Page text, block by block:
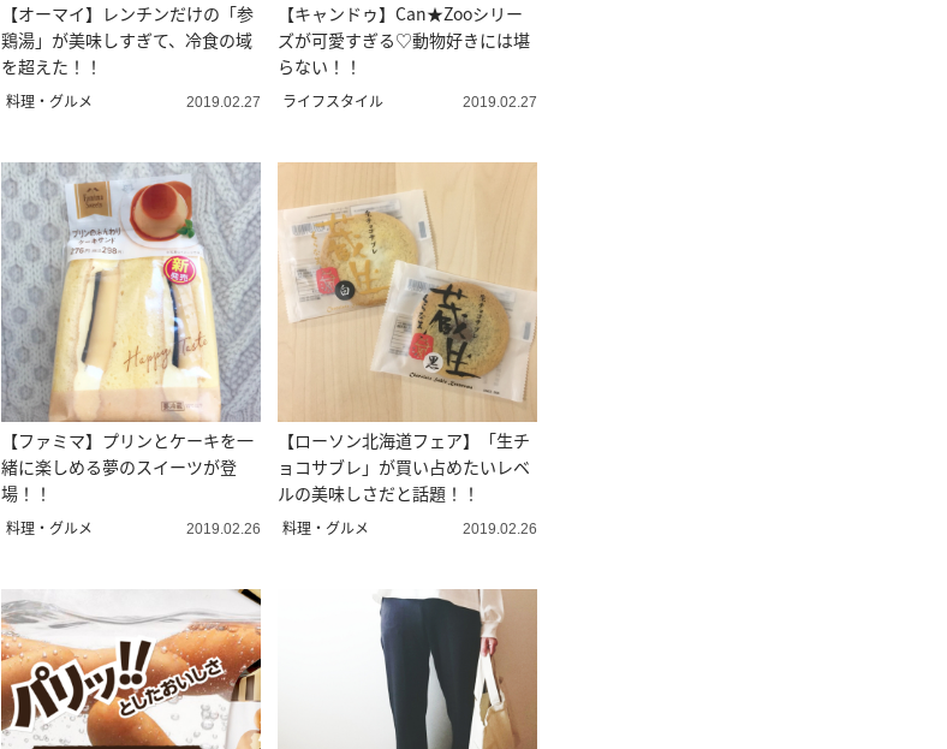
【オーマイ】レンチンだけの「参
鶏湯」が美味しすぎて、冷食の域
を超えた！！
料理・グルメ 2019.02.27
【キャンドゥ】Can★Zooシリー
ズが可愛すぎる♡動物好きには堪
らない！！
ライフスタイル 2019.02.27
【ファミマ】プリンとケーキを一
緒に楽しめる夢のスイーツが登
場！！
料理・グルメ 2019.02.26
【ローソン北海道フェア】「生チ
ョコサブレ」が買い占めたいレベ
ルの美味しさだと話題！！
料理・グルメ 2019.02.26